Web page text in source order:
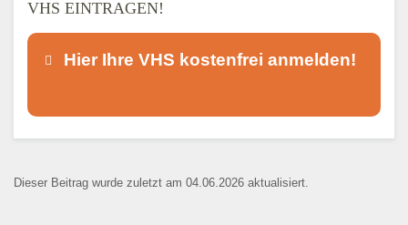
VHS EINTRAGEN!
Hier Ihre VHS kostenfrei anmelden!
Kontaktaufnahme und ist nicht
Dieser Beitrag wurde zuletzt am 04.06.2026 aktualisiert.